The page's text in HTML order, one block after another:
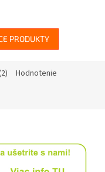
PRODUKTY
Hodnotenie